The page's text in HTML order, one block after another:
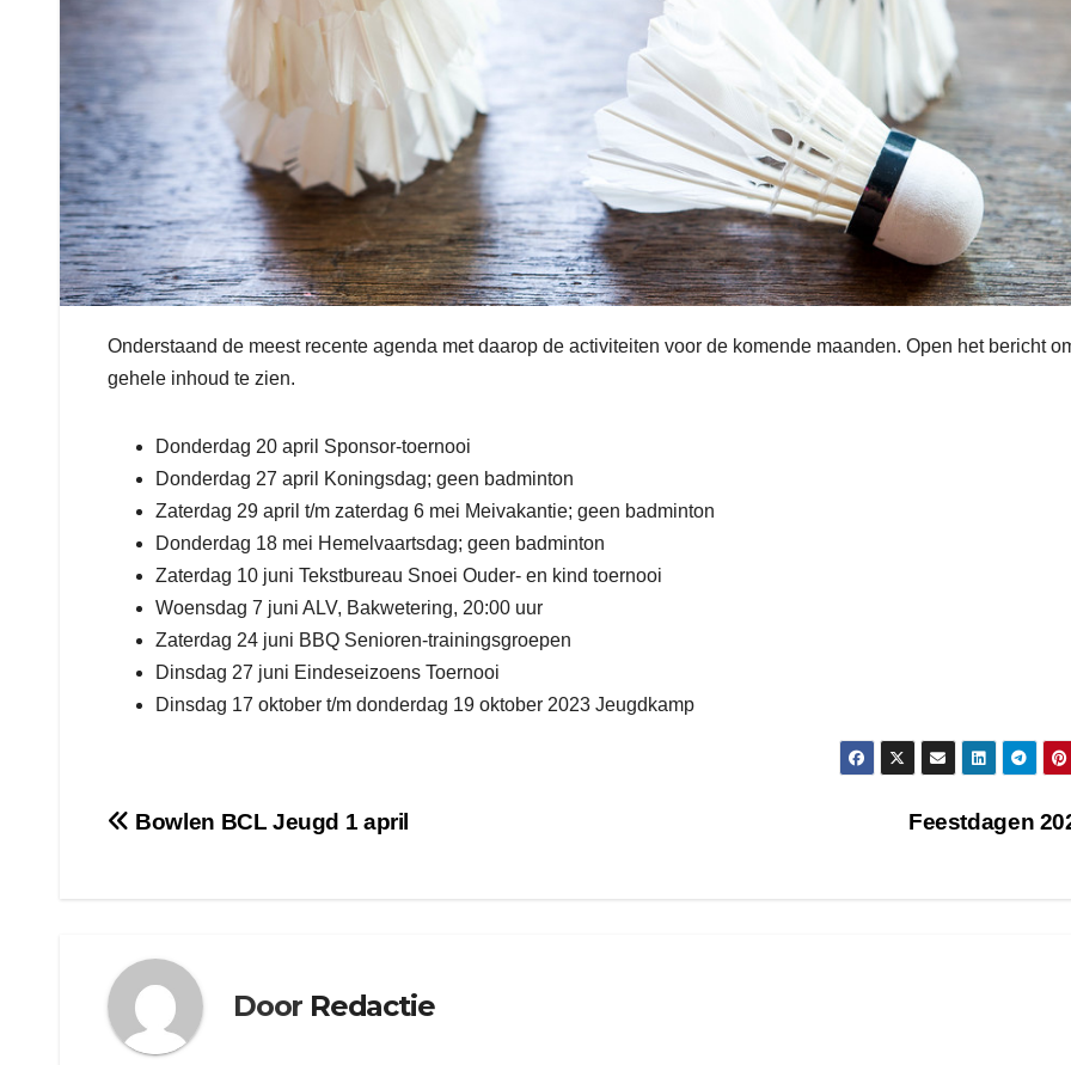
Onderstaand de meest recente agenda met daarop de activiteiten voor de komende maanden. Open het bericht
gehele inhoud te zien.
Donderdag 20 april Sponsor-toernooi
Donderdag 27 april Koningsdag; geen badminton
Zaterdag 29 april t/m zaterdag 6 mei Meivakantie; geen badminton
Donderdag 18 mei Hemelvaartsdag; geen badminton
Zaterdag 10 juni Tekstbureau Snoei Ouder- en kind toernooi
Woensdag 7 juni ALV, Bakwetering, 20:00 uur
Zaterdag 24 juni BBQ Senioren-trainingsgroepen
Dinsdag 27 juni Eindeseizoens Toernooi
Dinsdag 17 oktober t/m donderdag 19 oktober 2023 Jeugdkamp
Bericht
Feestdagen
Bowlen BCL Jeugd 1 april
Door Redactie